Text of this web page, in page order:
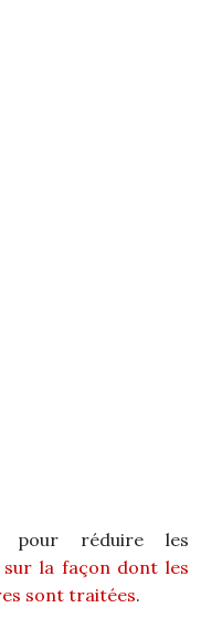
pour réduire les
sur la façon dont les
sont traitées.